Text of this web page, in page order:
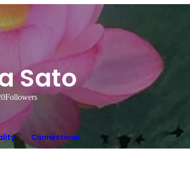
Sato
Followers
Connections